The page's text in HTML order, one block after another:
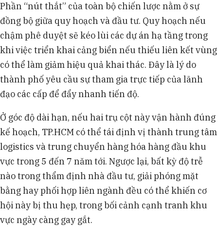
Phần “nút thắt” của toàn bộ chiến lược nằm ở sự
đồng bộ giữa quy hoạch và đầu tư. Quy hoạch nếu
chậm phê duyệt sẽ kéo lùi các dự án hạ tầng trong
khi việc triển khai cảng biển nếu thiếu liên kết vùng
có thể làm giảm hiệu quả khai thác. Đây là lý do
thành phố yêu cầu sự tham gia trực tiếp của lãnh
đạo các cấp để đẩy nhanh tiến độ.
Ở góc độ dài hạn, nếu hai trụ cột này vận hành đúng
kế hoạch, TP.HCM có thể tái định vị thành trung tâm
logistics và trung chuyển hàng hóa hàng đầu khu
vực trong 5 đến 7 năm tới. Ngược lại, bất kỳ độ trễ
nào trong thẩm định nhà đầu tư, giải phóng mặt
bằng hay phối hợp liên ngành đều có thể khiến cơ
hội này bị thu hẹp, trong bối cảnh cạnh tranh khu
vực ngày càng gay gắt.